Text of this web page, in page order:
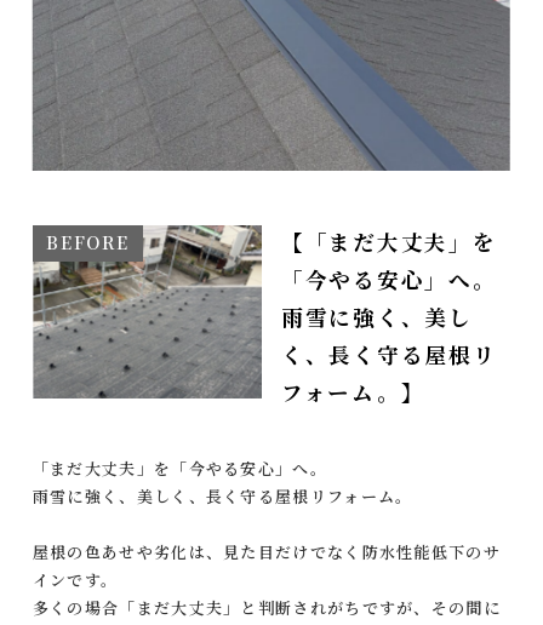
【「まだ大丈夫」を
「今やる安心」へ。
雨雪に強く、美し
く、長く守る屋根リ
フォーム。】
「まだ大丈夫」を「今やる安心」へ。
雨雪に強く、美しく、長く守る屋根リフォーム。
屋根の色あせや劣化は、見た目だけでなく防水性能低下のサ
インです。
多くの場合「まだ大丈夫」と判断されがちですが、その間に